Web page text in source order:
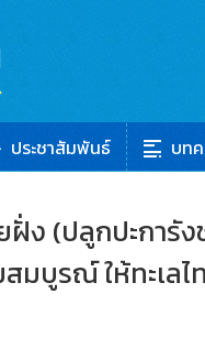
ประชาสัมพันธ์ บท
ง (ปลูกปะการั
มบูรณ์ ให้ทะเล